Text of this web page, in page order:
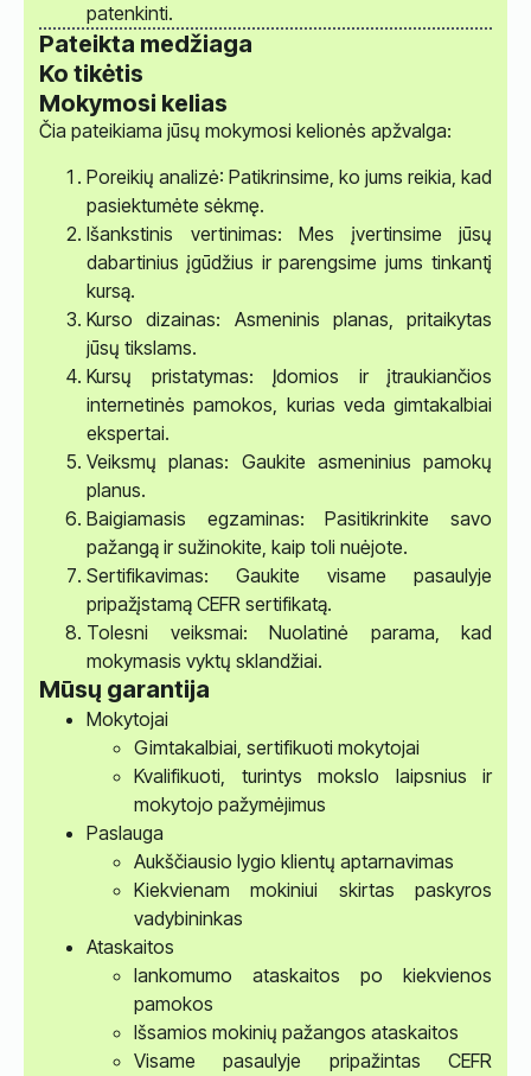
patenkinti.
Pateikta medžiaga
Ko tikėtis
Mokymosi kelias
Čia pateikiama jūsų mokymosi kelionės apžvalga:
Poreikių analizė: Patikrinsime, ko jums reikia, kad
pasiektumėte sėkmę.
Išankstinis vertinimas: Mes įvertinsime jūsų
dabartinius įgūdžius ir parengsime jums tinkantį
kursą.
Kurso dizainas: Asmeninis planas, pritaikytas
jūsų tikslams.
Kursų pristatymas: Įdomios ir įtraukiančios
internetinės pamokos, kurias veda gimtakalbiai
ekspertai.
Veiksmų planas: Gaukite asmeninius pamokų
planus.
Baigiamasis egzaminas: Pasitikrinkite savo
pažangą ir sužinokite, kaip toli nuėjote.
Sertifikavimas: Gaukite visame pasaulyje
pripažįstamą CEFR sertifikatą.
Tolesni veiksmai: Nuolatinė parama, kad
mokymasis vyktų sklandžiai.
Mūsų garantija
Mokytojai
Gimtakalbiai, sertifikuoti mokytojai
Kvalifikuoti, turintys mokslo laipsnius ir
mokytojo pažymėjimus
Paslauga
Aukščiausio lygio klientų aptarnavimas
Kiekvienam mokiniui skirtas paskyros
vadybininkas
Ataskaitos
lankomumo ataskaitos po kiekvienos
pamokos
Išsamios mokinių pažangos ataskaitos
Visame pasaulyje pripažintas CEFR